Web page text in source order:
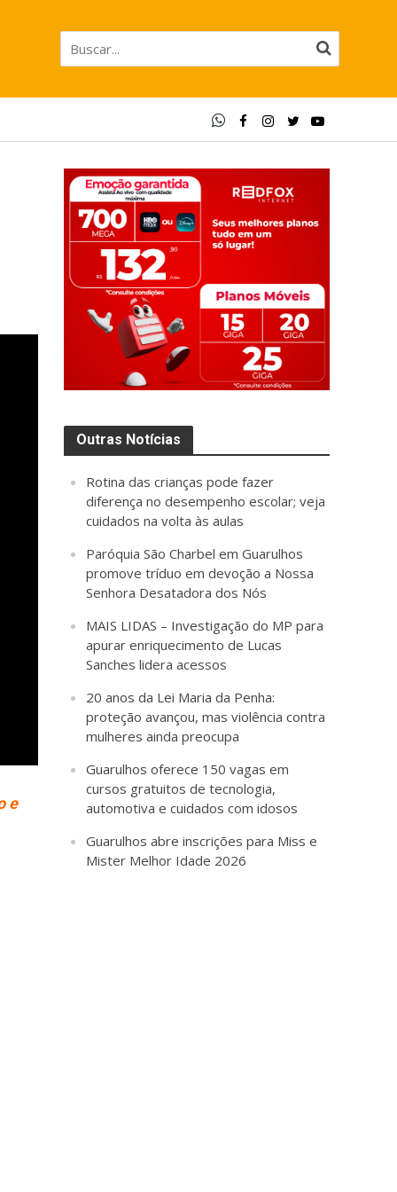
e
Outras Notícias
Rotina das crianças pode fazer
diferença no desempenho escolar; veja
cuidados na volta às aulas
Paróquia São Charbel em Guarulhos
promove tríduo em devoção a Nossa
Senhora Desatadora dos Nós
MAIS LIDAS – Investigação do MP para
apurar enriquecimento de Lucas
Sanches lidera acessos
20 anos da Lei Maria da Penha:
proteção avançou, mas violência contra
mulheres ainda preocupa
Guarulhos oferece 150 vagas em
cursos gratuitos de tecnologia,
automotiva e cuidados com idosos
Guarulhos abre inscrições para Miss e
Mister Melhor Idade 2026